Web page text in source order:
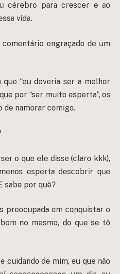
cérebro para crescer e ao
vida.
engraçado de um
“eu deveria ser a melhor
por “ser muito esperta”, os
de namorar comigo.
o que ele disse (claro kkk),
esperta descobrir que
sabe por quê?
preocupada em conquistar o
no mesmo, do que se tô
cuidando de mim, eu que não